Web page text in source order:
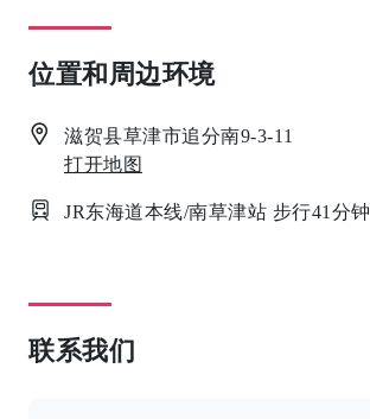
位置和周边环境
滋贺县草津市追分南9-3-11
打开地图
JR东海道本线/南草津站 步行41分钟
联系我们